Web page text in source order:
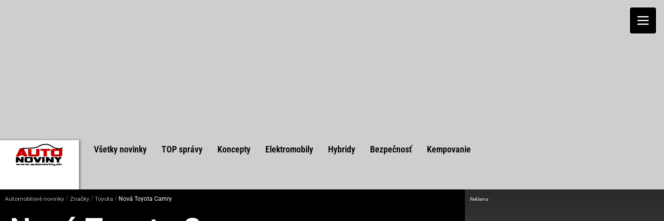
Všetky novinky TOP správy Koncepty Elektromobily Hybridy Bezpečnosť Kempovanie
Automobilové novinky / Značky / Toyota / Nová Toyota Camry Reklama